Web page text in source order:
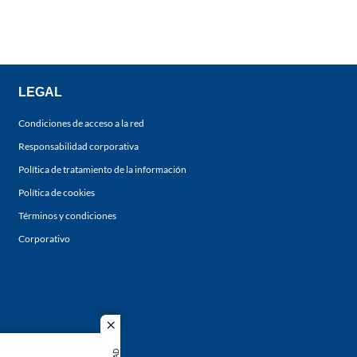
close
LEGAL
Condiciones de acceso a la red
Responsabilidad corporativa
Política de tratamiento de la información
Política de cookies
Términos y condiciones
Corporativo